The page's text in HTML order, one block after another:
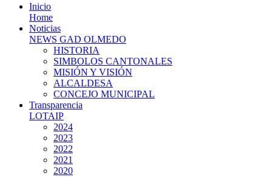
Inicio
Home
Noticias
NEWS GAD OLMEDO
HISTORIA
SIMBOLOS CANTONALES
MISIÓN Y VISIÓN
ALCALDESA
CONCEJO MUNICIPAL
Transparencia
LOTAIP
2024
2023
2022
2021
2020